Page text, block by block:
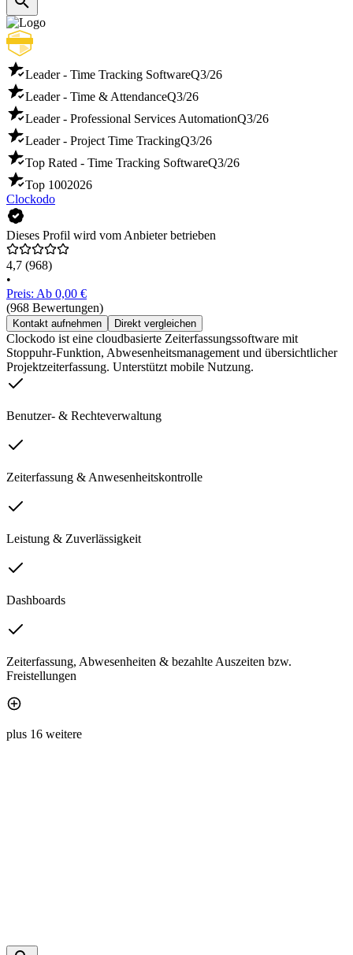
Leader - Time Tracking SoftwareQ3/26
Leader - Time & AttendanceQ3/26
Leader - Professional Services AutomationQ3/26
Leader - Project Time TrackingQ3/26
Top Rated - Time Tracking SoftwareQ3/26
Top 1002026
Clockodo
Dieses Profil wird vom Anbieter betrieben
4,7 (968)
•
Preis: Ab 0,00 €
(968 Bewertungen)
Kontakt aufnehmen Direkt vergleichen
Clockodo ist eine cloudbasierte Zeiterfassungssoftware mit
Stoppuhr-Funktion, Abwesenheitsmanagement und übersichtlicher
Projektzeiterfassung. Unterstützt mobile Nutzung.
Benutzer- & Rechteverwaltung
Zeiterfassung & Anwesenheitskontrolle
Leistung & Zuverlässigkeit
Dashboards
Zeiterfassung, Abwesenheiten & bezahlte Auszeiten bzw.
Freistellungen
plus 16 weitere